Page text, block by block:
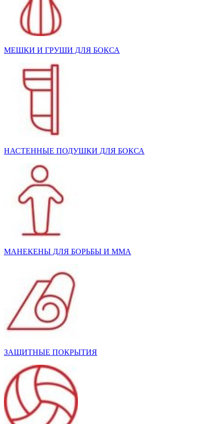
МЕШКИ И ГРУШИ ДЛЯ БОКСА
НАСТЕННЫЕ ПОДУШКИ ДЛЯ БОКСА
МАНЕКЕНЫ ДЛЯ БОРЬБЫ И ММА
ЗАЩИТНЫЕ ПОКРЫТИЯ